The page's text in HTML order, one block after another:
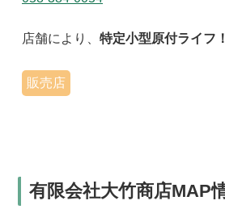
店舗により、 特定小型原付ライフ！
販売店
有限会社大竹商店MAP